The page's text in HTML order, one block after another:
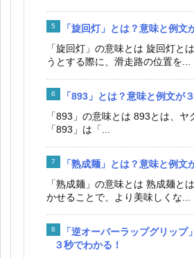
「旋回灯」とは？意味と例文
「旋回灯」の意味とは 旋回灯と
うとする際に、滑走路の位置を...
「893」とは？意味と例文が
「893」の意味とは 893とは、ヤ
「893」は「...
「熟成麺」とは？意味と例文
「熟成麺」の意味とは 熟成麺と
かせることで、より美味しくな...
「逆オーバーラップグリッ
３秒でわかる！